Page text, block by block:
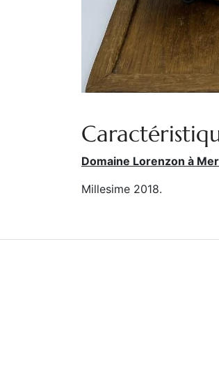
Domaine Lorenzon à
Millesime 2018.